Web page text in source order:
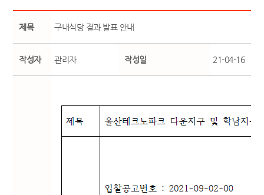
제목 구내식당 결과 발표 안내
작성자 관리자 작성일 21-04-16